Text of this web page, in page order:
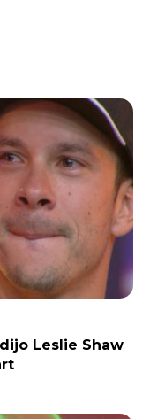
Leslie Shaw